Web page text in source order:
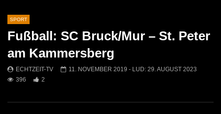
voller Höhepunkte!
ECHTZEIT-TV
Mautern
SPORT
Fußball: SC Bruck/Mur – St. Peter
am Kammersberg
ECHTZEIT-TV 11. NOVEMBER 2019 - LUD: 29. AUGUST 2023
396
2